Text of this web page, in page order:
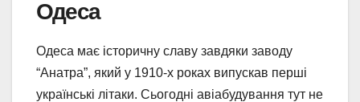
Одеса
Одеса має історичну славу завдяки заводу
“Анатра”, який у 1910-х роках випускав перші
українські літаки. Сьогодні авіабудування тут не